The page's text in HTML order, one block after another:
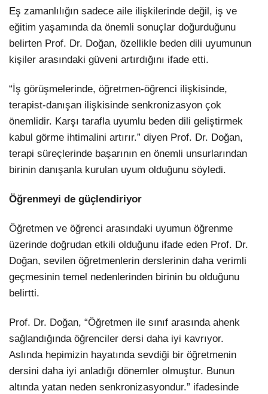
Eş zamanlılığın sadece aile ilişkilerinde değil, iş ve
eğitim yaşamında da önemli sonuçlar doğurduğunu
belirten Prof. Dr. Doğan, özellikle beden dili uyumunun
kişiler arasındaki güveni artırdığını ifade etti.
“İş görüşmelerinde, öğretmen-öğrenci ilişkisinde,
terapist-danışan ilişkisinde senkronizasyon çok
önemlidir. Karşı tarafla uyumlu beden dili geliştirmek
kabul görme ihtimalini artırır.” diyen Prof. Dr. Doğan,
terapi süreçlerinde başarının en önemli unsurlarından
birinin danışanla kurulan uyum olduğunu söyledi.
Öğrenmeyi de güçlendiriyor
Öğretmen ve öğrenci arasındaki uyumun öğrenme
üzerinde doğrudan etkili olduğunu ifade eden Prof. Dr.
Doğan, sevilen öğretmenlerin derslerinin daha verimli
geçmesinin temel nedenlerinden birinin bu olduğunu
belirtti.
Prof. Dr. Doğan, “Öğretmen ile sınıf arasında ahenk
sağlandığında öğrenciler dersi daha iyi kavrıyor.
Aslında hepimizin hayatında sevdiği bir öğretmenin
dersini daha iyi anladığı dönemler olmuştur. Bunun
altında yatan neden senkronizasyondur.” ifadesinde